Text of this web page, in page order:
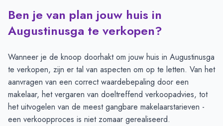
Transacties en aanmeldingen per maand - Augustinusga
Maand
Transacties
Aanmeldingen
Juli
2
5
1
September
1
5
Oktober
5
November
December
10
Januari
7
9
Ben je van plan jouw huis in
Augustinusga te verkopen?
Wanneer je de knoop doorhakt om jouw huis in Augustinusga
te verkopen, zijn er tal van aspecten om op te letten. Van het
aanvragen van een correctwaardebepaling door een
makelaar, het vergaren van doeltreffend verkoopadvies, tot
het uitvogelen van de meest gangbare makelaarstarieven -
een verkoopproces is niet zomaar gerealiseerd.